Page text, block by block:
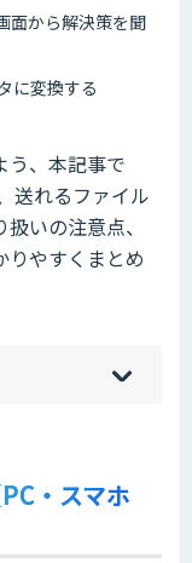
面から解決策を聞
に変換する
う、本記事で
送れるファイル
いの注意点、
やすくまとめ
hi
]
sh
]
・スマホ